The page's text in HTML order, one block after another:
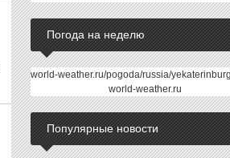
Погода на неделю
world-weather.ru
Популярные новости